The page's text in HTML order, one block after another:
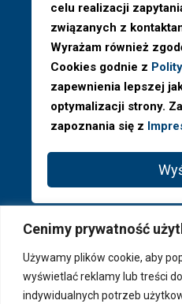
Cenimy prywatność
Używamy plików cookie, aby
wyświetlać reklamy lub treści
indywidualnych potrzeb
celu realizacji
związanych z
Wyrażam również
Cookies godnie z
zapewnienia lepszej
optymalizacji strony.
zapoznania się z